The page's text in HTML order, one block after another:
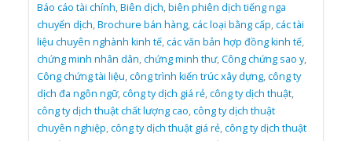
Báo cáo tài chính,Biên dịch,biên phiên dịch tiếng nga
chuyển dịch,Brochure bán hàng,các loại bằng cấp,các tài
liệu chuyên nghành kinh tế,các văn bản hợp đồng kinh tế,
chứng minh nhân dân,chứng minh thư,Công chứng sao y,
Công chứng tài liệu,công trình kiến trúc xây dựng,công ty
dịch đa ngôn ngữ,công ty dịch giá rẻ,công ty dịch thuật,
công ty dịch thuật chất lượng cao,công ty dịch thuật
chuyên nghiệp,công ty dịch thuật giá rẻ,công ty dịch thuật